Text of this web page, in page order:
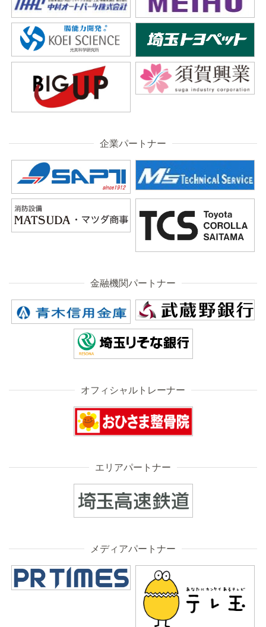
企業パートナー
金融機関パートナー
オフィシャルトレーナー
エリアパートナー
メディアパートナー